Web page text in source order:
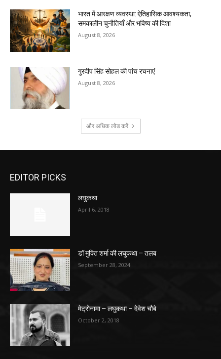
भारत में आरक्षण व्यवस्था: ऐतिहासिक आवश्यकता,
समकालीन चुनौतियाँ और भविष्य की दिशा
August 8, 2026
गुरदीप सिंह सोहल की पांच रचनाएं
August 8, 2026
और अधिक लोड करें
EDITOR PICKS
लघुकथा
April 6, 2018
डॉ मुक्ति शर्मा की लघुकथा – तलब
September 28, 2024
मेट्रोनामा – लघुकथा – देवेश चौबे
October 2, 2018